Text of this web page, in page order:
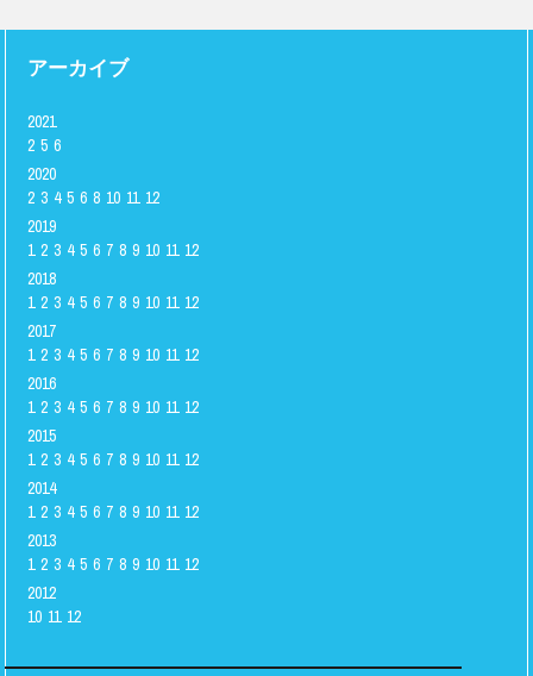
アーカイブ
2021
2 5 6
2020
2 3 4 5 6 8 10 11 12
2019
1 2 3 4 5 6 7 8 9 10 11 12
2018
1 2 3 4 5 6 7 8 9 10 11 12
2017
1 2 3 4 5 6 7 8 9 10 11 12
2016
1 2 3 4 5 6 7 8 9 10 11 12
2015
1 2 3 4 5 6 7 8 9 10 11 12
2014
1 2 3 4 5 6 7 8 9 10 11 12
2013
1 2 3 4 5 6 7 8 9 10 11 12
2012
10 11 12